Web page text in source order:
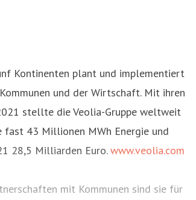
Kontinenten plant und implementiert
und der Wirtschaft. Mit ihren
stellte die Veolia-Gruppe weltweit
fast 43 Millionen MWh Energie und
28,5 Milliarden Euro.www.veolia.com
mit Kommunen sind sie für